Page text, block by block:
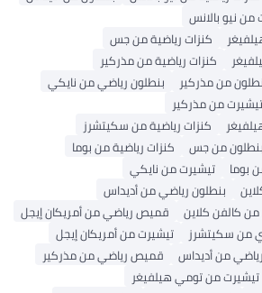
نيو بالانس
كنزات رياضية من جس
كنزات رياضية من مذركير
من مذركير
بنطلون رياضي من نايكي
تيشيرت من مذركير
كنزات رياضية من سكيتشرز
بنطلون من جس
كنزات رياضية من بوما
بوما
تيشيرت من نايكي
بنطلون رياضي من أديداس
كالفن كلاين
قميص رياضي من أمريكان إيجل
من سكيتشرز
تيشيرت من أمريكان إيجل
من أديداس
قميص رياضي من مذركير
تيشيرت من تومي هيلفيغر